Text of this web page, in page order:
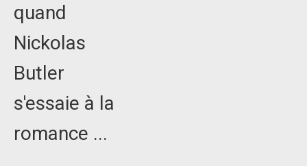
quand
Nickolas
Butler
s'essaie à la
romance ...